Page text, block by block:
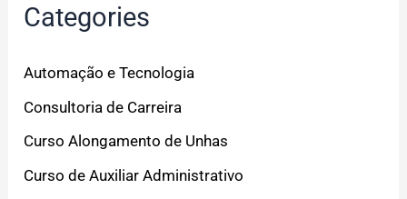
Categories
Automação e Tecnologia
Consultoria de Carreira
Curso Alongamento de Unhas
Curso de Auxiliar Administrativo